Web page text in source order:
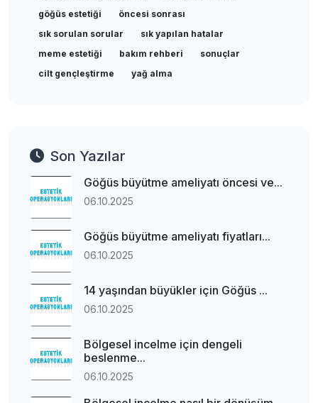
göğüs estetiği
öncesi sonrası
sık sorulan sorular
sık yapılan hatalar
meme estetiği
bakım rehberi
sonuçlar
cilt gençleştirme
yağ alma
Son Yazılar
Göğüs büyütme ameliyatı öncesi ve...
06.10.2025
Göğüs büyütme ameliyatı fiyatları...
06.10.2025
14 yaşından büyükler için Göğüs ...
06.10.2025
Bölgesel incelme için dengeli
beslenme...
06.10.2025